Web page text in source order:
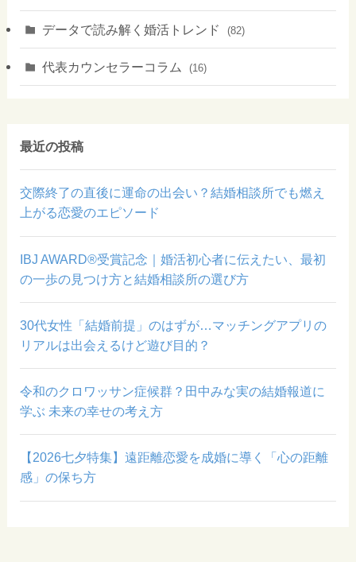
データで読み解く婚活トレンド (82)
代表カウンセラーコラム (16)
最近の投稿
交際終了の直後に運命の出会い？結婚相談所でも燃え
上がる恋愛のエピソード
IBJ AWARD®受賞記念｜婚活初心者に伝えたい、最初
の一歩の見つけ方と結婚相談所の選び方
30代女性「結婚前提」のはずが…マッチングアプリの
リアルは出会えるけど遊び目的？
令和のクロワッサン症候群？田中みな実の結婚報道に
学ぶ 未来の幸せの考え方
【2026七夕特集】遠距離恋愛を成婚に導く「心の距離
感」の保ち方